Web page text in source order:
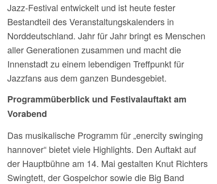
Jazz-Festival entwickelt und ist heute fester
Bestandteil des Veranstaltungskalenders in
Norddeutschland. Jahr für Jahr bringt es Menschen
aller Generationen zusammen und macht die
Innenstadt zu einem lebendigen Treffpunkt für
Jazzfans aus dem ganzen Bundesgebiet.
Programmüberblick und Festivalauftakt am
Vorabend
Das musikalische Programm für „enercity swinging
hannover“ bietet viele Highlights. Den Auftakt auf
der Hauptbühne am 14. Mai gestalten Knut Richters
Swingtett, der Gospelchor sowie die Big Band